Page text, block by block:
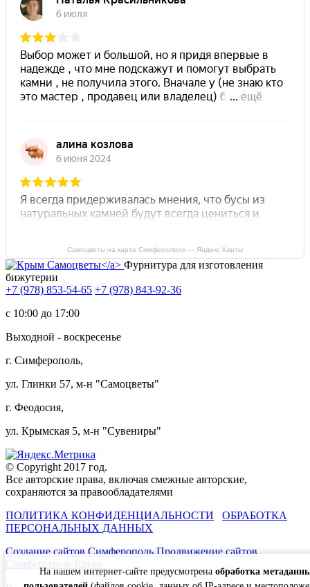
На нашем интернет-сайте предусмотрена обработка
Самоцветы на карте Симферополя — Яндекс Карты
Фурнитура для изготовления
бижутерии
+7 (978) 853-54-65 +7 (978) 843-92-36
c 10:00 до 17:00
Выходной - воскресенье
г. Симферополь,
ул. Глинки 57, м-н "Самоцветы"
г. Феодосия,
ул. Крымская 5, м-н "Сувениры"
© Copyright 2017 год.
Все авторские права, включая смежные авторские,
сохраняются за правообладателями
ПОЛИТИКА КОНФИДЕНЦИАЛЬНОСТИ
ОБРАБОТКА
ПЕРСОНАЛЬНЫХ ДАННЫХ
Создание сайтов Симферополь Продвижение сайтов
Симферополь Крым